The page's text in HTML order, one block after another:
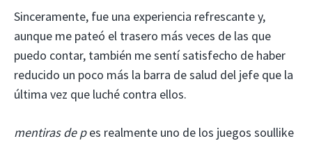
Sinceramente, fue una experiencia refrescante y,
aunque me pateó el trasero más veces de las que
puedo contar, también me sentí satisfecho de haber
reducido un poco más la barra de salud del jefe que la
última vez que luché contra ellos.
mentiras de pes realmente uno de los juegos soullike